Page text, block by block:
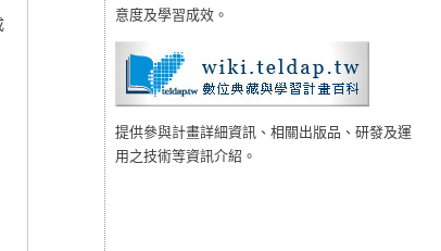
意度及學習成效。
提供參與計畫詳細資訊、相關出版品、研發及運
用之技術等資訊介紹。